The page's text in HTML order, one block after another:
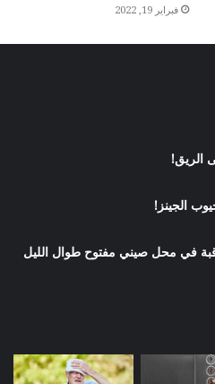
فبراير 19, 2022
الريق!
الجينز!
في محل صيني مفتوح طوال الليل